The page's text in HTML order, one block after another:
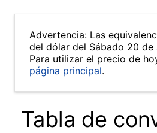
Advertencia: Las
del dólar del Sábado 20 de
Para utilizar el precio de
página principal.
Tabla de